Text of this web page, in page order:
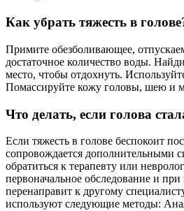
Как убрать тяжесть в
Примите обезболивающее,
достаточное количество воды.
место, чтобы отдохнуть.
Помассируйте кожу головы, шею и
Что делать, если голова
Если тяжесть в голове беспокоит
сопровождается дополнительными
обратиться к терапевту или
первоначальное обследование и при
перенаправит к другому
используют следующие методы: